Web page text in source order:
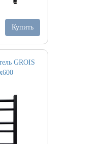
Купить
GROIS